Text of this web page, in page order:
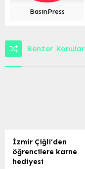
BasınPress
Benzer Konular
İzmir Çiğli’den
öğrencilere karne
hediyesi